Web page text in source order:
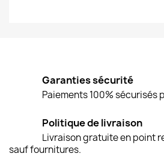
Garanties sécurité
Paiements 100% sécurisés
Politique de livraison
Livraison gratuite en point
sauf fournitures.